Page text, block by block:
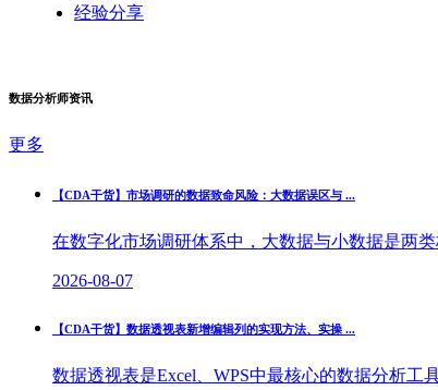
经验分享
数据分析师资讯
更多
【CDA干货】市场调研的数据致命风险：大数据误区与 ...
在数字化市场调研体系中，大数据与小数据是两
2026-08-07
【CDA干货】数据透视表新增编辑列的实现方法、实操 ...
数据透视表是Excel、WPS中最核心的数据分析